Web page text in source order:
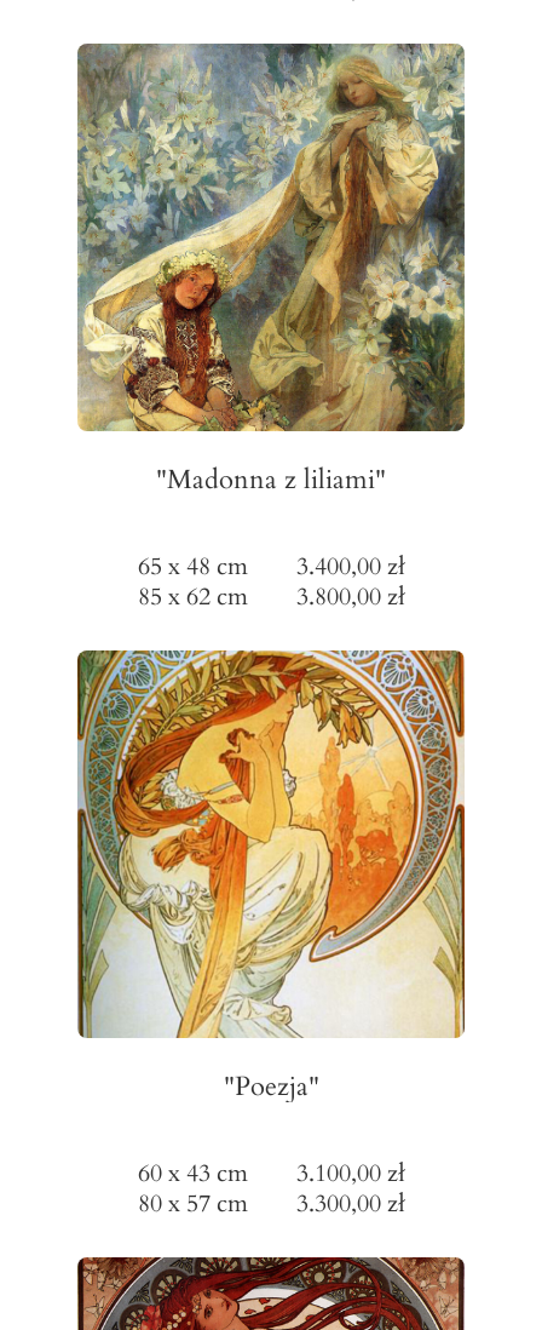
60 x 43 cm 3.100,00 zł
80 x 57 cm 3.300,00 zł
"Poezja"
65 x 48 cm 3.400,00 zł
85 x 62 cm 3.800,00 zł
"Madonna z liliami"